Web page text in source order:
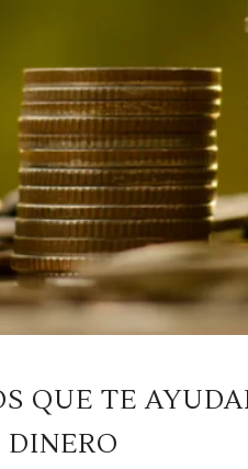
QUE TE
DINERO